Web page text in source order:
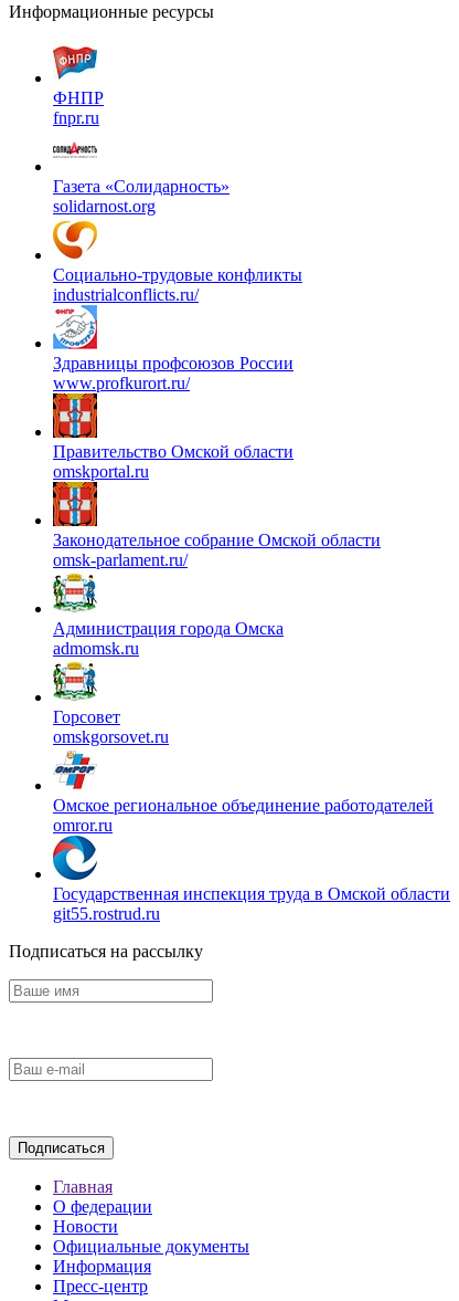
Информационные ресурсы
ФНПР
fnpr.ru
Газета «Солидарность»
solidarnost.org
Социально-трудовые конфликты
industrialconflicts.ru/
Здравницы профсоюзов России
www.profkurort.ru/
Правительство Омской области
omskportal.ru
Законодательное собрание Омской области
omsk-parlament.ru/
Администрация города Омска
admomsk.ru
Горсовет
omskgorsovet.ru
Омское региональное объединение работодателей
omror.ru
Государственная инспекция труда в Омской области
git55.rostrud.ru
Подписаться на рассылку
Главная
О федерации
Новости
Официальные документы
Информация
Пресс-центр